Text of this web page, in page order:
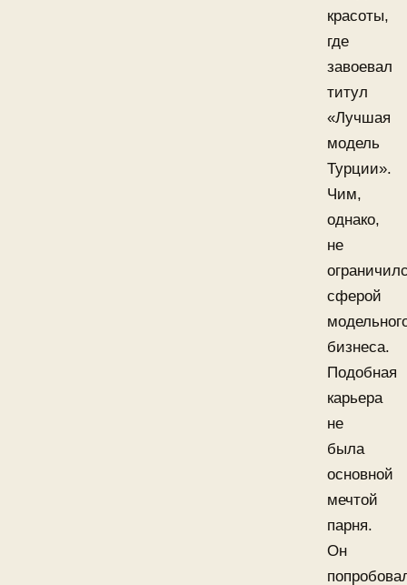
красоты,
где
завоевал
титул
«Лучшая
модель
Турции».
Чим,
однако,
не
сферой
бизнеса.
Подобная
карьера
не
была
основной
мечтой
парня.
Он